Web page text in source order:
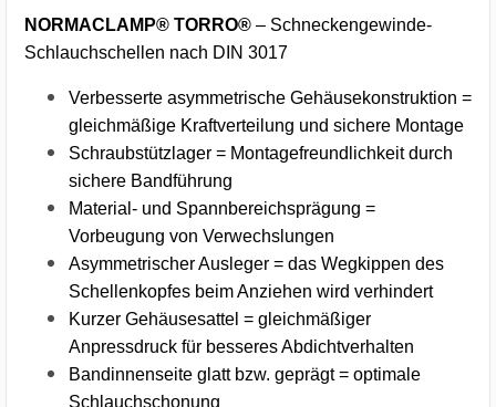
NORMACLAMP® TORRO® – Schneckengewinde-
Schlauchschellen nach DIN 3017
Verbesserte asymmetrische Gehäusekonstruktion =
gleichmäßige Kraftverteilung und sichere Montage
Schraubstützlager = Montagefreundlichkeit durch
sichere Bandführung
Material- und Spannbereichsprägung =
Vorbeugung von Verwechslungen
Asymmetrischer Ausleger = das Wegkippen des
Schellenkopfes beim Anziehen wird verhindert
Kurzer Gehäusesattel = gleichmäßiger
Anpressdruck für besseres Abdichtverhalten
Bandinnenseite glatt bzw. geprägt = optimale
Schlauchschonung